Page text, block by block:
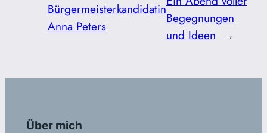
Bürgermeisterkandidatin
Anna Peters
Begegnungen
und Ideen →
Über mich